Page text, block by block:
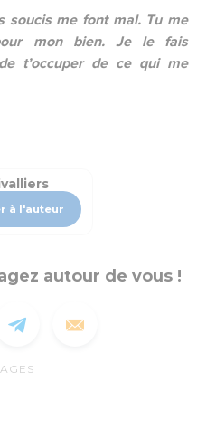
soucis me font mal. Tu me
mon bien. Je le fais
t’occuper de ce qui me
à l'auteur
autour de vous !